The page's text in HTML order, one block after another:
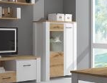
Alfa
Więcej